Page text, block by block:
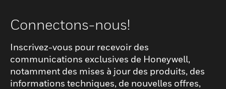
Connectons-nous!
Inscrivez-vous pour recevoir des
communications exclusives de Honeywell,
notamment des mises à jour des produits, des
informations techniques, de nouvelles offres,